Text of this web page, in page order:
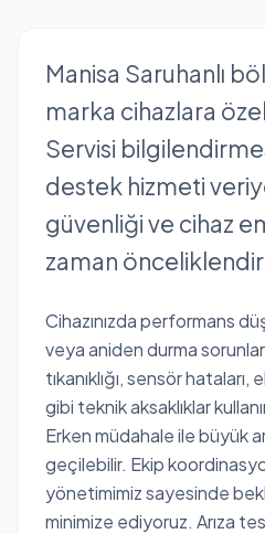
Manisa Saruhanlı
marka cihazlara
Servisi
destek hizmeti
güvenliği ve cihaz
zaman
Cihazınızda performans
veya aniden durma
tıkanıklığı, sensör
gibi teknik aksaklıklar
Erken müdahale ile büyük
geçilebilir. Ekip
yönetimimiz sayesinde
minimize ediyoruz. Arıza